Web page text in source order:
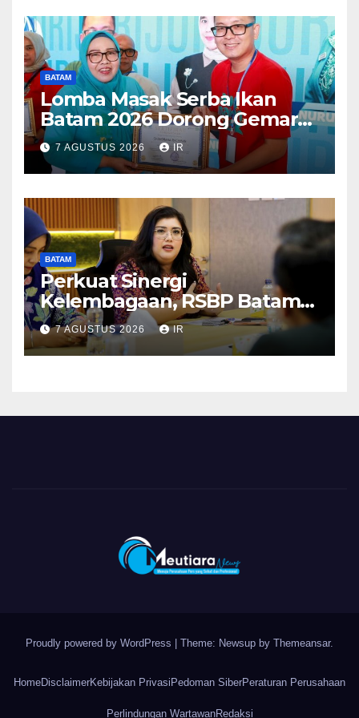
BATAM
Lomba Masak Serba Ikan
Batam 2026 Dorong Gemar
Makan Ikan
7 AGUSTUS 2026 IR
BATAM
Perkuat Sinergi
Kelembagaan, RSBP Batam
dan BPOM Pastikan
Pelayanan dan Ketersediaan
Obat Aman
7 AGUSTUS 2026 IR
Proudly powered by WordPress Theme: Newsup by Themeansar.
HomeDisclaimerKebijakan Privasi Pedoman SiberPeraturan Perusahaan
Perlindungan WartawanRedaksi